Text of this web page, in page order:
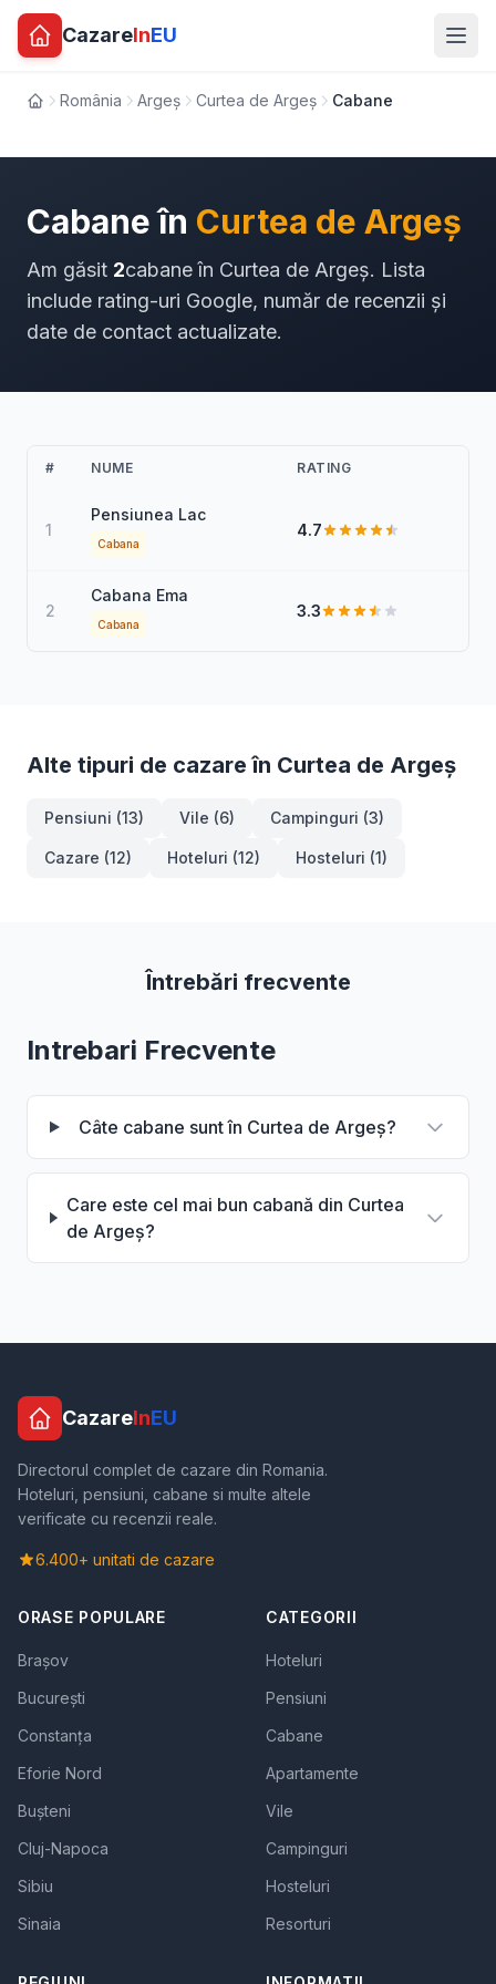
CazareInEU
AcasăRomânia Argeș Curtea de Argeș Cabane
Cabane în Curtea de Argeș
Am găsit 2cabane în Curtea de Argeș. Lista
include rating-uri Google, număr de recenzii și
date de contact actualizate.
# NUME RATING
1
Pensiunea Lac
Cabana
4.7
2
Cabana Ema
Cabana
3.3
Alte tipuri de cazare în Curtea de Argeș
Pensiuni (13) Vile (6) Campinguri (3)
Cazare (12) Hoteluri (12) Hosteluri (1)
Întrebări frecvente
Intrebari Frecvente
Câte cabane sunt în Curtea de Argeș?
Care este cel mai bun cabană din Curtea
de Argeș?
CazareInEU
Directorul complet de cazare din Romania.
Hoteluri, pensiuni, cabane si multe altele
verificate cu recenzii reale.
6.400+ unitati de cazare
ORASE POPULARE
Brașov
București
Constanța
Eforie Nord
Bușteni
Cluj-Napoca
Sibiu
Sinaia
CATEGORII
Hoteluri
Pensiuni
Cabane
Apartamente
Vile
Campinguri
Hosteluri
Resorturi